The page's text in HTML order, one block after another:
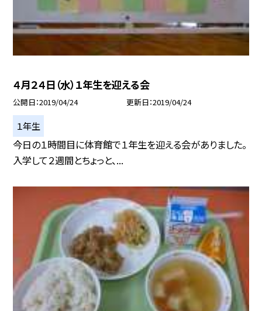
４月２４日（水）１年生を迎える会
公開日 2019/04/24 更新日 2019/04/24
１年生
今日の１時間目に体育館で１年生を迎える会がありました。
入学して２週間とちょっと、...